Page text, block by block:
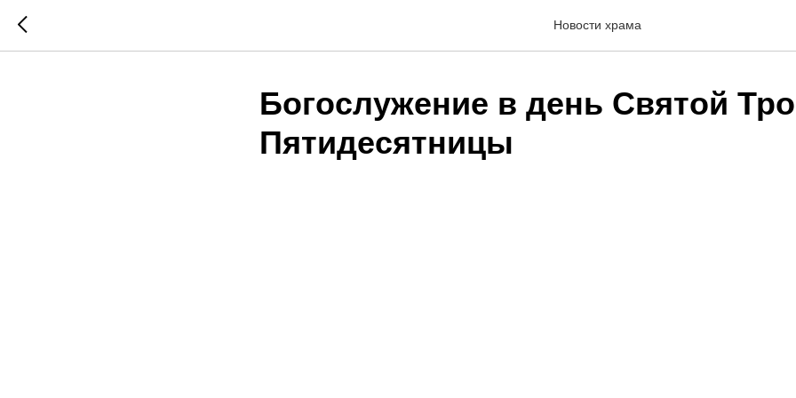
Новости храма
Богослужение в день Святой
Пятидесятницы